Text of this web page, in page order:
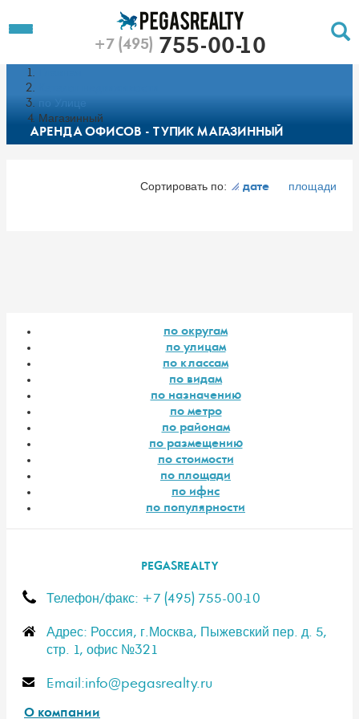
Toggle
Push
+7 (495) 755-00-10
Магазинный
АРЕНДА ОФИСОВ - ТУПИК МАГАЗИННЫЙ
Сортировать по: дате площади
по округам
по улицам
по классам
по видам
по назначению
по метро
по районам
по размещению
по стоимости
по площади
по ифнс
по популярности
PEGASREALTY
Телефон/факс: +7 (495) 755-00-10
Адрес: Россия, г.Москва, Пыжевский пер. д. 5,
стр. 1, офис №321
E-mail:info@pegasrealty.ru
О компании